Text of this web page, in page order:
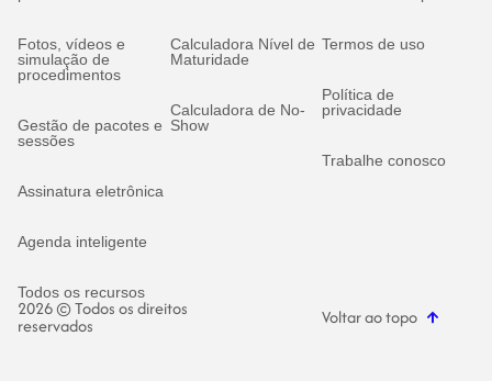
Fotos, vídeos e
simulação de
procedimentos
Gestão de pacotes e
sessões
Assinatura eletrônica
Agenda inteligente
Todos os recursos
Calculadora Nível de
Maturidade
Calculadora de No-
Show
Termos de uso
Política de
privacidade
Trabalhe conosco
2026 © Todos os direitos
reservados Voltar ao topo